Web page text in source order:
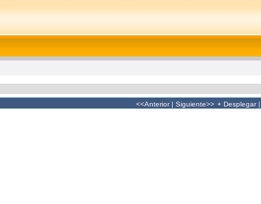
<<Anterior| Siguiente>> + Desplegar|